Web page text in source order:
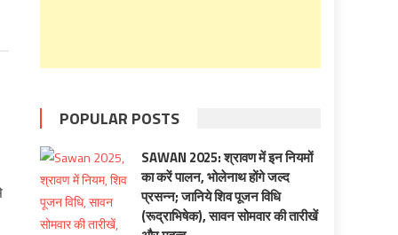
POPULAR POSTS
SAWAN 2025: श्रावण में इन नियमों
का करें पालन, भोलेनाथ होंगे जल्द
प्रसन्न; जानिये शिव पूजन विधि
(रूद्राभिषेक), सावन सोमवार की तारीखें